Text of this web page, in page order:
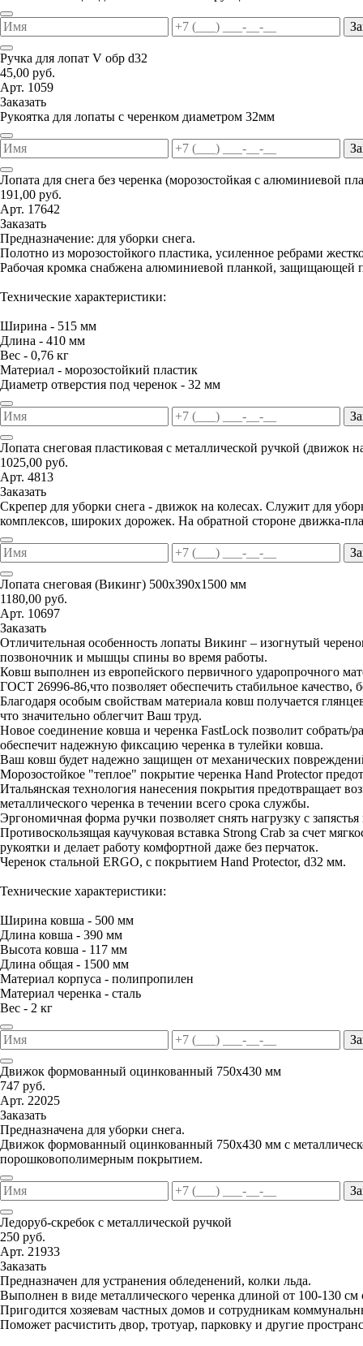
Ручка для лопат V обр d32
45,00 руб.
Арт. 1059
Заказать
Рукоятка для лопаты с черенком диаметром 32мм
Лопата для снега без черенка (морозостойкая с алюминиевой
191,00 руб.
Арт. 17642
Заказать
Предназначение: для уборки снега.
Полотно из морозостойкого пластика, усиленное ребрами
Рабочая кромка снабжена алюминиевой планкой, защищающей
Технические характеристики:
Ширина - 515 мм
Длина - 410 мм
Вес - 0,76 кг
Материал - морозостойкий пластик
Диаметр отверстия под черенок - 32 мм
Лопата снеговая пластиковая с металлической ручкой (движок
1025,00 руб.
Арт. 4813
Заказать
Скрепер для уборки снега - движок на колесах. Служит для
комплексов, широких дорожек. На обратной стороне движка-
Лопата снеговая (Викинг) 500х390х1500 мм
1180,00 руб.
Арт. 10697
Заказать
Отличительная особенность лопаты Викинг – изогнутый
позвоночник и мышцы спины во время работы.
Ковш выполнен из европейского первичного ударопрочного
ГОСТ 26996-86,что позволяет обеспечить стабильное
Благодаря особым свойствам материала ковш получается
что значительно облегчит Ваш труд.
Новое соединение ковша и черенка FastLock позволит
обеспечит надежную фиксацию черенка в тулейки ковша.
Ваш ковш будет надежно защищен от механических
Морозостойкое "теплое" покрытие черенка Hand Protector
Итальянская технология нанесения покрытия предотвращает
металлического черенка в течении всего срока службы.
Эргономичная форма ручки позволяет снять нагрузку с
Противоскользящая каучуковая вставка Strong Crab за счет
рукоятки и делает работу комфортной даже без перчаток.
Черенок стальной ERGO, с покрытием Hand Protector, d32 мм.
Технические характеристики:
Ширина ковша - 500 мм
Длина ковша - 390 мм
Высота ковша - 117 мм
Длина общая - 1500 мм
Материал корпуса - полипропилен
Материал черенка - сталь
Вес - 2 кг
Движок формованный оцинкованный 750х430 мм
747 руб.
Арт. 22025
Заказать
Предназначена для уборки снега.
Движок формованный оцинкованный 750х430 мм с
порошковополимерным покрытием.
Ледоруб-скребок с металлической ручкой
250 руб.
Арт. 21933
Заказать
Предназначен для устранения обледенений, колки льда.
Выполнен в виде металлического черенка длиной от 100-130
Пригодится хозяевам частных домов и сотрудникам
Поможет расчистить двор, тротуар, парковку и другие